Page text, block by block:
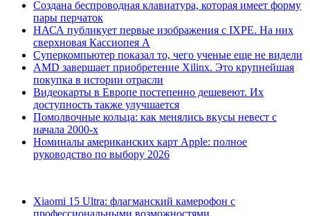
Создана беспроводная клавиатура, которая имеет форму
пары перчаток
НАСА публикует первые изображения с IXPE. На них
сверхновая Кассиопея А
Суперкомпьютер показал то, чего ученые еще не видели
AMD завершает приобретение Xilinx. Это крупнейшая
покупка в истории отрасли
Видеокарты в Европе постепенно дешевеют. Их
доступность также улучшается
Помолвочные кольца: как менялись вкусы невест с
начала 2000-х
Номиналы американских карт Apple: полное
руководство по выбору 2026
Xiaomi 15 Ultra: флагманский камерофон с
профессиональными возможностями